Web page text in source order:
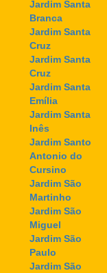
Jardim Santa
Branca
Jardim Santa
Cruz
Jardim Santa
Cruz
Jardim Santa
Emília
Jardim Santa
Inês
Jardim Santo
Antonio do
Cursino
Jardim São
Martinho
Jardim São
Miguel
Jardim São
Paulo
Jardim São